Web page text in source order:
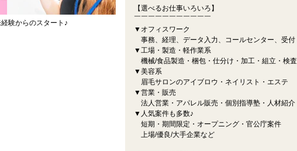
験からのスタート♪
【選べるお仕事いろいろ】
￣￣￣￣￣￣￣￣￣￣￣
▼オフィスワーク
事務、経理、データ入力、コールセンター、受付
▼工場・製造・軽作業系
機械/食品製造・梱包・仕分け・加工・組立・検査
▼美容系
眉毛サロンのアイブロウ・ネイリスト・エステ
▼営業・販売
法人営業・アパレル販売・個別指導塾・人材紹介
▼人気案件も多数♪
短期・期間限定・オープニング・官公庁案件
上場/優良/大手企業など